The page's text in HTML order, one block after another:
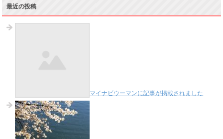
最近の投稿
マイナビウーマンに記事が掲載されました